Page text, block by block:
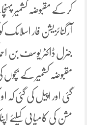
کر کے مقبوضہ کشمیر
آرگنائزیشن فار
جنرل ڈاکٹر یوسف بن
مقبوضہ کشمیر کے
گئی اور اپیل کی گئی
مشن کی کامیابی کیلئے